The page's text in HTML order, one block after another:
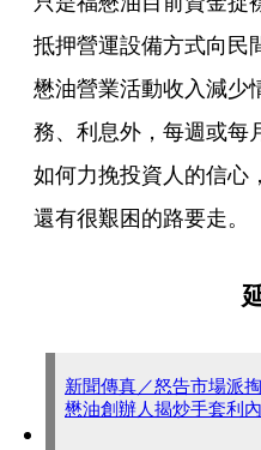
抵押營運設備方式向民
懋油營業活動收入減少
務、利息外，每週或每
如何力挽投資人的信心
還有很艱困的路要走。
新聞傳真／怒告市場派
懋油創辦人揭炒手套利